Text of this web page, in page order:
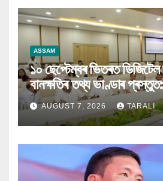
ASSAM
১০ ছেপ্টেম্বৰ ভিতৰত ডিজিটেল
বানক্ষতিৰ তথ্য ভাণ্ডাৰ
AUGUST 7, 2026 TARALI